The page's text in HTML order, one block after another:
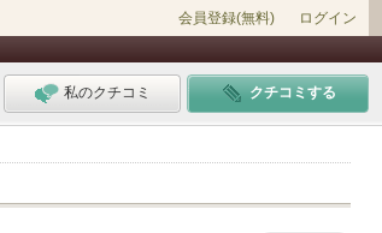
会員登録(無料) ログイン
私のクチコミ クチコミする